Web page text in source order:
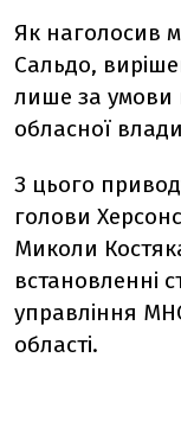
Як наголосив
Сальдо,
лише за умови
обласної
З цього
голови
Миколи
встановленні
управління
області.